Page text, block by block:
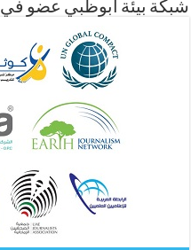
شبكة بيئة ابوظبي عضو في